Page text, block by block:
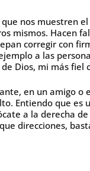
nos muestren
mismos. Hacen
corregir con
a las
Dios, mi más fiel
en un amigo
Entiendo que es
a la derecha
direcciones,